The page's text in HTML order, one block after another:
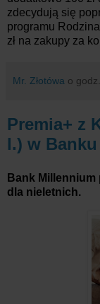
zdecydują się
programu
zł na zakupy za
Mr. Złotówa o
Premia+ z
l.) w
Bank
dla nieletnich.